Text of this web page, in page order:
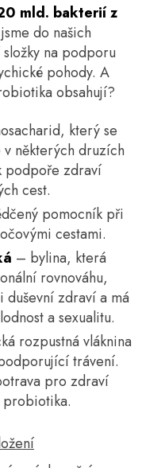
mld. bakterií z
do našich
na podporu
pohody. A
obsahují?
který se
některých druzích
podpoře zdraví
cest.
pomocník při
cestami.
– bylina, která
rovnováhu,
zdraví a má
a sexualitu.
rozpustná vláknina
trávení.
pro zdraví
probiotika.